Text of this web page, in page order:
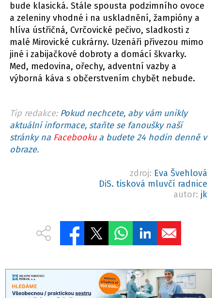
bude klasická. Stále spousta podzimního ovoce
a zeleniny vhodné i na uskladnění, žampióny a
hlíva ústřičná, Cvrčovické pečivo, sladkosti z
malé Mirovické cukrárny. Uzenáři přivezou mimo
jiné i zabijačkové dobroty a domácí škvarky.
Med, medovina, ořechy, adventní vazby a
výborná káva s občerstvením chybět nebude.
Tip redakce: Pokud nechcete, aby vám unikly
aktuální informace, staňte se fanoušky naší
stránky na Facebookua budete 24 hodin denně v
obraze.
zdroj: Eva Švehlová
DiS. tisková mluvčí radnice
autor: jk